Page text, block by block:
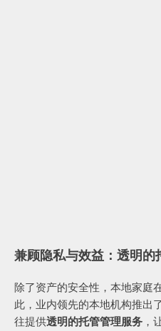
兼顾隐私与效益：透明的
除了资产的安全性，本地家庭
此，业内领先的本地机构推出
往提供透明的托管管理服务 ，